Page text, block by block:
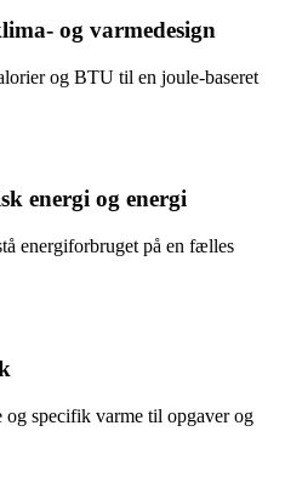
og varmedesign
og BTU til en joule-baseret
energi og energi
energiforbruget på en fælles
og specifik varme til opgaver og